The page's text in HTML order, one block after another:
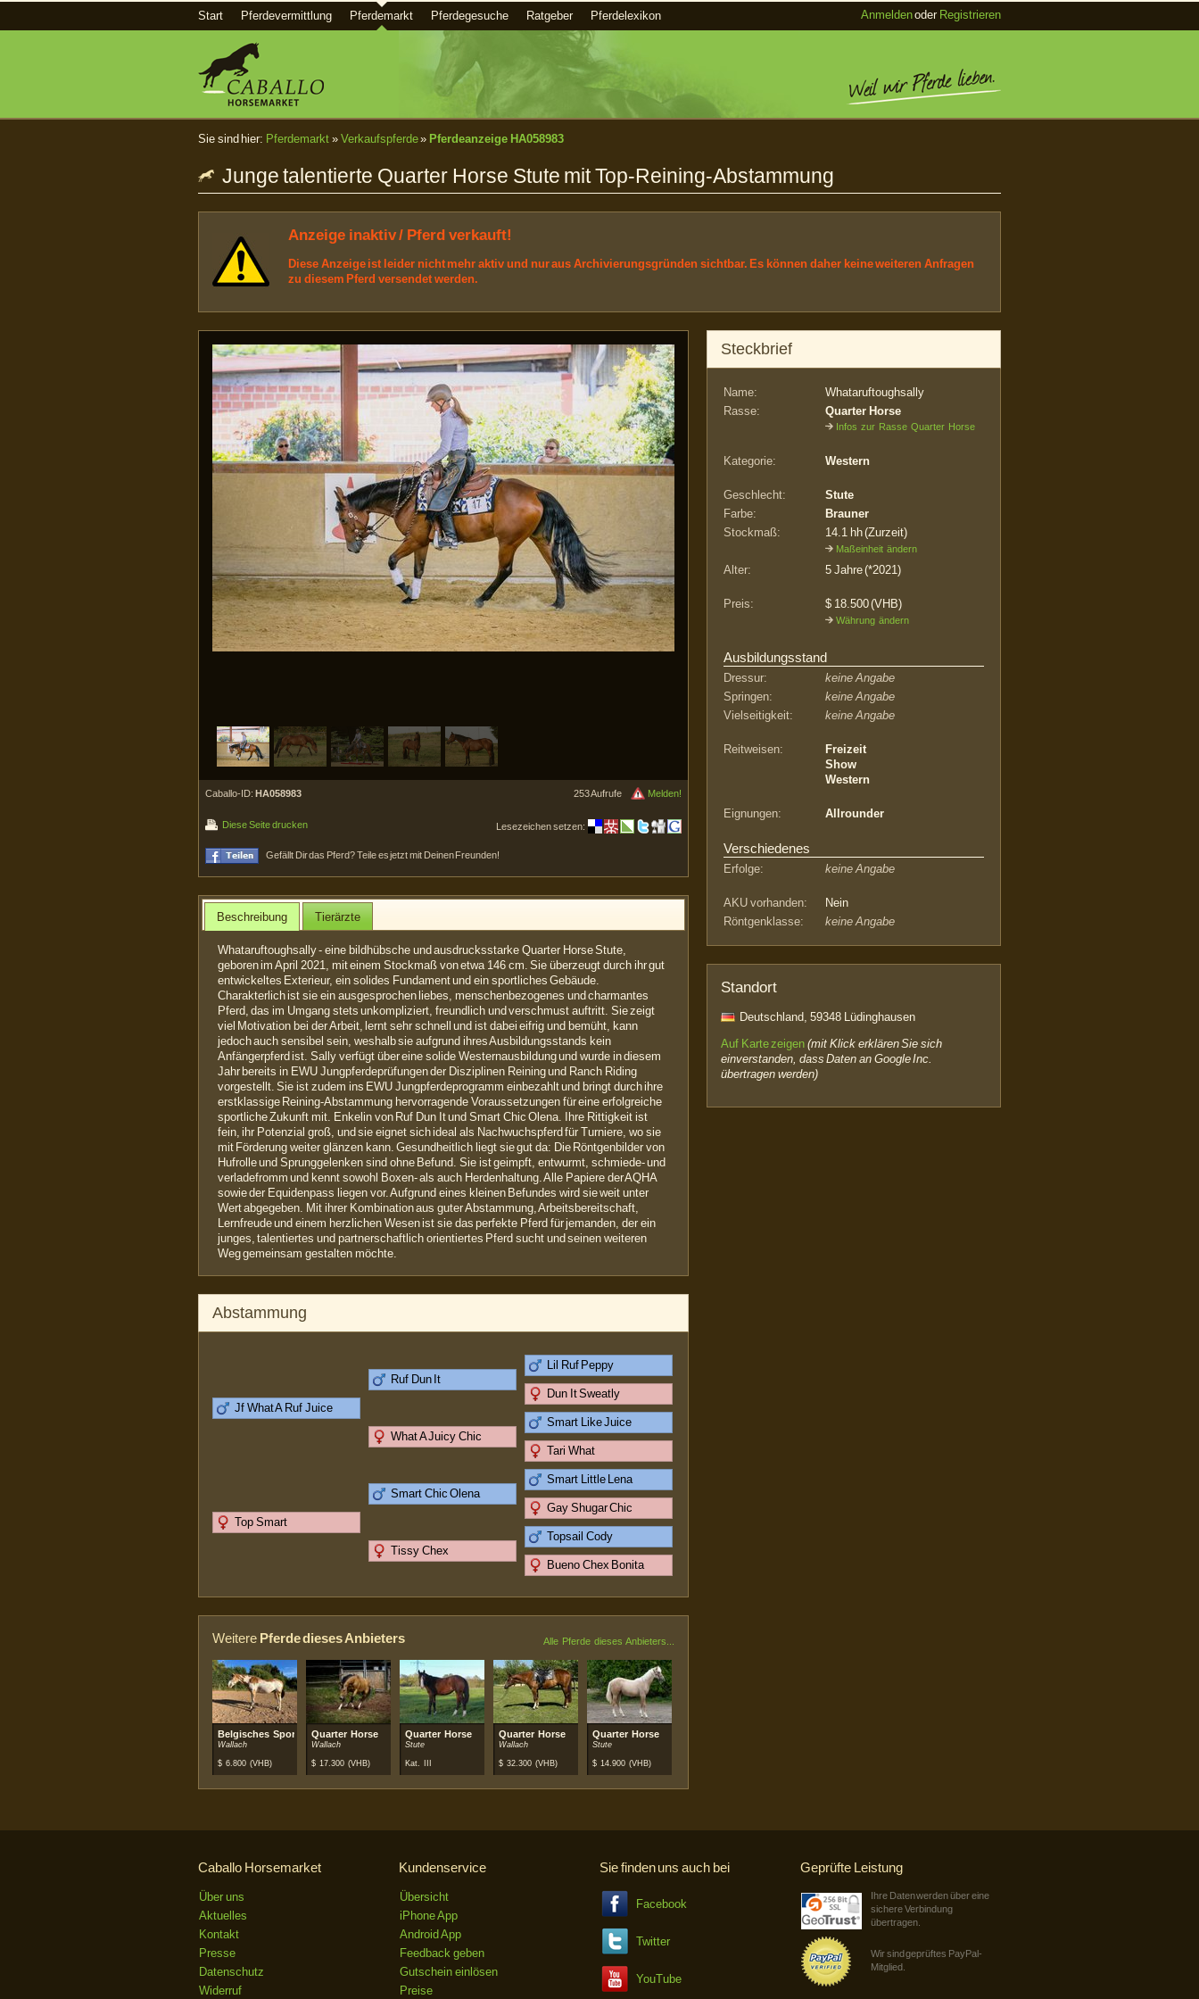
Start Pferdevermittlung Pferdemarkt Pferdegesuche Ratgeber Pferdelexikon Anmeldenoder Registrieren
Sie sind hier: Pferdemarkt » Verkaufspferde» Pferdeanzeige HA058983
Junge talentierte Quarter Horse Stute mit Top-Reining-Abstammung
Anzeige inaktiv / Pferd verkauft!
Diese Anzeige ist leider nicht mehr aktiv und nur aus Archivierungsgründen sichtbar. Es können daher keine weiteren Anfragen
zu diesem Pferd versendet werden.
Caballo-ID: HA058983 Melden!
253 Aufrufe
Diese Seite drucken Lesezeichen setzen:
Gefällt Dir das Pferd? Teile es jetzt mit Deinen Freunden!
Beschreibung Tierärzte
Whataruftoughsally - eine bildhübsche und ausdrucksstarke Quarter Horse Stute,
geboren im April 2021, mit einem Stockmaß von etwa 146 cm. Sie überzeugt durch ihr gut
entwickeltes Exterieur, ein solides Fundament und ein sportliches Gebäude.
Charakterlich ist sie ein ausgesprochen liebes, menschenbezogenes und charmantes
Pferd, das im Umgang stets unkompliziert, freundlich und verschmust auftritt. Sie zeigt
viel Motivation bei der Arbeit, lernt sehr schnell und ist dabei eifrig und bemüht, kann
jedoch auch sensibel sein, weshalb sie aufgrund ihres Ausbildungsstands kein
Anfängerpferd ist. Sally verfügt über eine solide Westernausbildung und wurde in diesem
Jahr bereits in EWU Jungpferdeprüfungen der Disziplinen Reining und Ranch Riding
vorgestellt. Sie ist zudem ins EWU Jungpferdeprogramm einbezahlt und bringt durch ihre
erstklassige Reining-Abstammung hervorragende Voraussetzungen für eine erfolgreiche
sportliche Zukunft mit. Enkelin von Ruf Dun It und Smart Chic Olena. Ihre Rittigkeit ist
fein, ihr Potenzial groß, und sie eignet sich ideal als Nachwuchspferd für Turniere, wo sie
mit Förderung weiter glänzen kann. Gesundheitlich liegt sie gut da: Die Röntgenbilder von
Hufrolle und Sprunggelenken sind ohne Befund. Sie ist geimpft, entwurmt, schmiede- und
verladefromm und kennt sowohl Boxen- als auch Herdenhaltung. Alle Papiere der AQHA
sowie der Equidenpass liegen vor. Aufgrund eines kleinen Befundes wird sie weit unter
Wert abgegeben. Mit ihrer Kombination aus guter Abstammung, Arbeitsbereitschaft,
Lernfreude und einem herzlichen Wesen ist sie das perfekte Pferd für jemanden, der ein
junges, talentiertes und partnerschaftlich orientiertes Pferd sucht und seinen weiteren
Weg gemeinsam gestalten möchte.
Abstammung
Jf What A Ruf Juice
Ruf Dun It
Lil Ruf Peppy
Dun It Sweatly
What A Juicy Chic
Smart Like Juice
Tari What
Top Smart
Smart Chic Olena
Smart Little Lena
Gay Shugar Chic
Tissy Chex
Topsail Cody
Bueno Chex Bonita
Weitere Pferde dieses Anbieters Alle Pferde dieses Anbieters...
Belgisches Sportpferd
Wallach
$ 6.800 (VHB)
Quarter Horse
Wallach
$ 17.300 (VHB)
Quarter Horse
Stute
Kat. III
Quarter Horse
Wallach
$ 32.300 (VHB)
Quarter Horse
Stute
$ 14.900 (VHB)
Steckbrief
Name:
Whataruftoughsally
Rasse:
Quarter Horse
Infos zur Rasse Quarter Horse
Kategorie: Western
Geschlecht:
Stute
Farbe:
Brauner
Stockmaß:
14.1 hh (Zurzeit)
Maßeinheit ändern
Alter: 5 Jahre (*2021)
Preis: $ 18.500 (VHB)
Währung ändern
Ausbildungsstand
Dressur:
keine Angabe
Springen:
keine Angabe
Vielseitigkeit:
keine Angabe
Reitweisen:
Freizeit
Show
Western
Eignungen: Allrounder
Verschiedenes
Erfolge: keine Angabe
AKU vorhanden:
Nein
Röntgenklasse:
keine Angabe
Standort
Deutschland, 59348 Lüdinghausen
Auf Karte zeigen (mit Klick erklären Sie sich
einverstanden, dass Daten an Google Inc.
übertragen werden)
Caballo Horsemarket
Über uns
Aktuelles
Kontakt
Presse
Datenschutz
Widerruf
Kundenservice
Übersicht
iPhone App
Android App
Feedback geben
Gutschein einlösen
Preise
Sie finden uns auch bei
Facebook
Twitter
YouTube
Geprüfte Leistung
Ihre Daten werden über eine
sichere Verbindung
übertragen.
Wir sind geprüftes PayPal-
Mitglied.